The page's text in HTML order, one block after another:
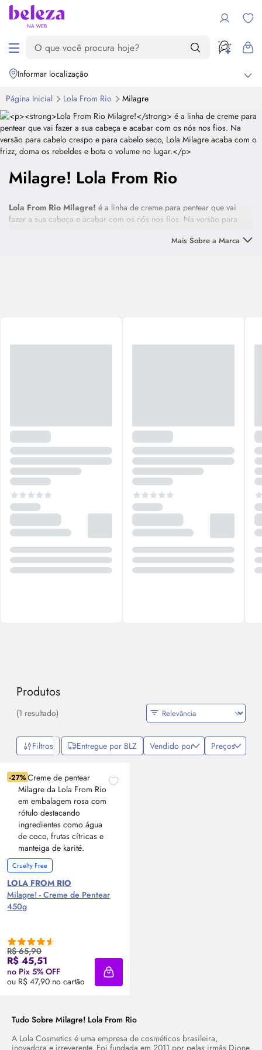
Informar localização
Página Inicial Lola From Rio Milagre
Milagre! Lola From Rio
Lola From Rio Milagre! é a linha de creme para pentear que vai
fazer a sua cabeça e acabar com os nós nos fios. Na versão para
Mais Sobre a Marca
Produtos
(1 resultado)
Filtros Entregue por BLZ Vendido por Preços
-27%
Cruelty Free
LOLA FROM RIO
Milagre! - Creme de Pentear
450g
R$ 65,90
R$ 45,51
no Pix 5% OFF
ou R$ 47,90 no cartão
Adicionar à sacola
Tudo Sobre Milagre! Lola From Rio
A Lola Cosmetics é uma empresa de cosméticos brasileira,
inovadora e irreverente. Foi fundada em 2011 por pelas irmâs Dione